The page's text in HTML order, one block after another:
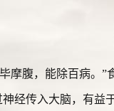
摩腹，能除百病。”
经传入大脑，有益